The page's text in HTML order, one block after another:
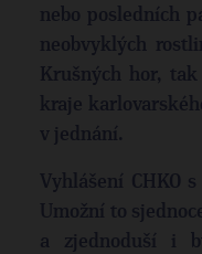
nebo posledních
neobvyklých
Krušných hor,
kraje
v jednání.
Vyhlášení CHKO
Umožní to
a zjednoduší i